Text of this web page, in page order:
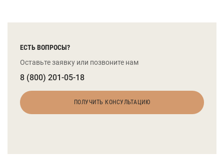
ЕСТЬ ВОПРОСЫ?
Оставьте заявку или позвоните нам
8 (800) 201-05-18
ПОЛУЧИТЬ КОНСУЛЬТАЦИЮ